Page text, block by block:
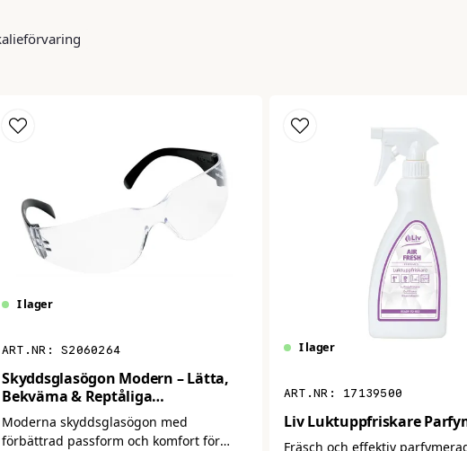
I lager
S2060264
Skyddsglasögon Modern – Lätta,
Bekväma & Reptåliga
Arbetsglasögon
Moderna skyddsglasögon med
förbättrad passform och komfort för
I lager
17139500
Liv Luktuppfriskare
Fräsch och effektiv